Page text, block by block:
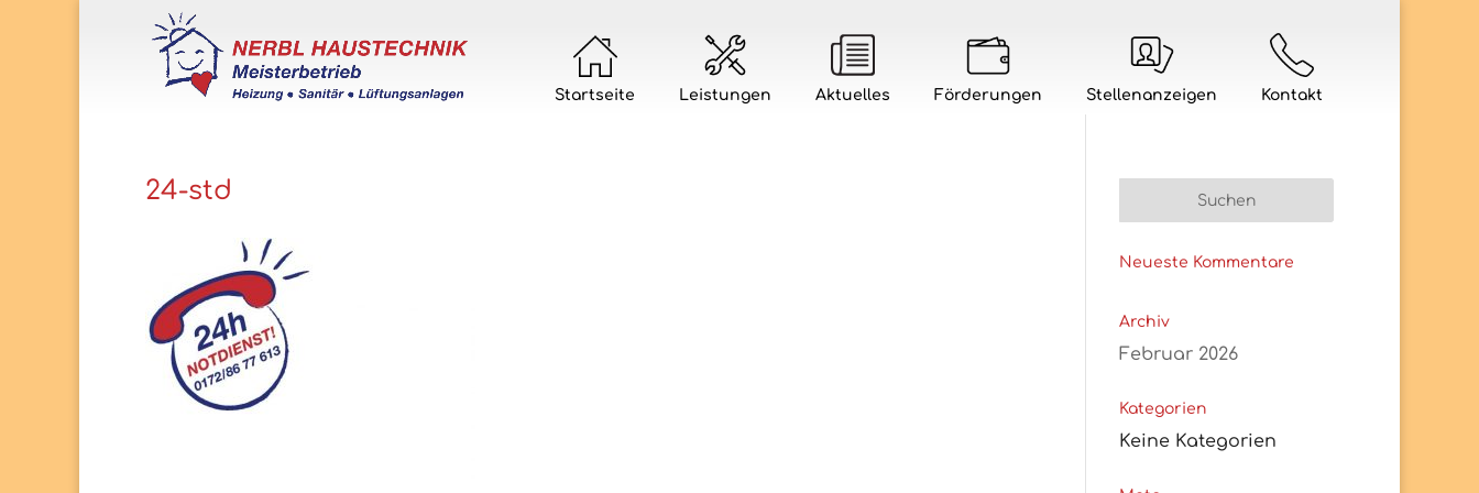
Startseite Leistungen Aktuelles Förderungen Stellenanzeigen Kontakt
24-std
Neueste Kommentare
Archiv
Februar 2026
Kategorien
Keine Kategorien